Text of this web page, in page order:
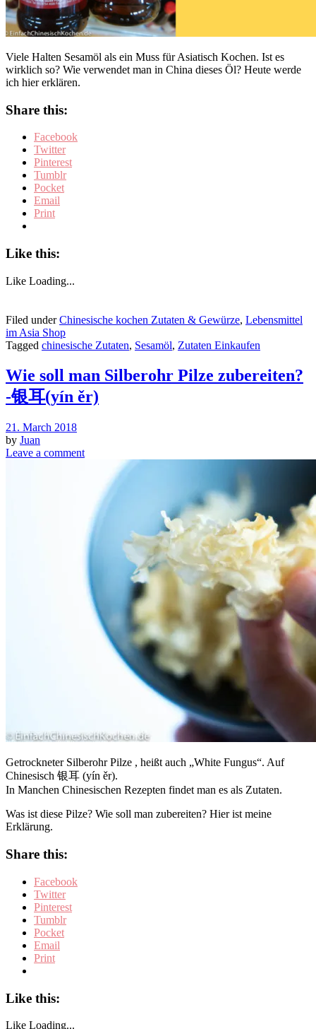
Viele Halten Sesamöl als ein Muss für Asiatisch Kochen. Ist es
wirklich so? Wie verwendet man in China dieses Öl? Heute werde
ich hier erklären.
Share this:
Facebook
Twitter
Pinterest
Tumblr
Pocket
Email
Print
Like this:
Like Loading...
Filed underChinesische kochen Zutaten & Gewürze, Lebensmittel
im Asia Shop
Tagged chinesische Zutaten, Sesamöl, Zutaten Einkaufen
Wie soll man Silberohr Pilze zubereiten?
-银耳(yín ěr)
21. March 2018
by Juan
Leave a comment
Getrockneter Silberohr Pilze , heißt auch „White Fungus“. Auf
Chinesisch 银耳 (yín ěr).
In Manchen Chinesischen Rezepten findet man es als Zutaten.
Was ist diese Pilze? Wie soll man zubereiten? Hier ist meine
Erklärung.
Share this:
Facebook
Twitter
Pinterest
Tumblr
Pocket
Email
Print
Like this:
Like Loading...